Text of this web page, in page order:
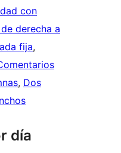
con
derecha a
fija
, Dos
día